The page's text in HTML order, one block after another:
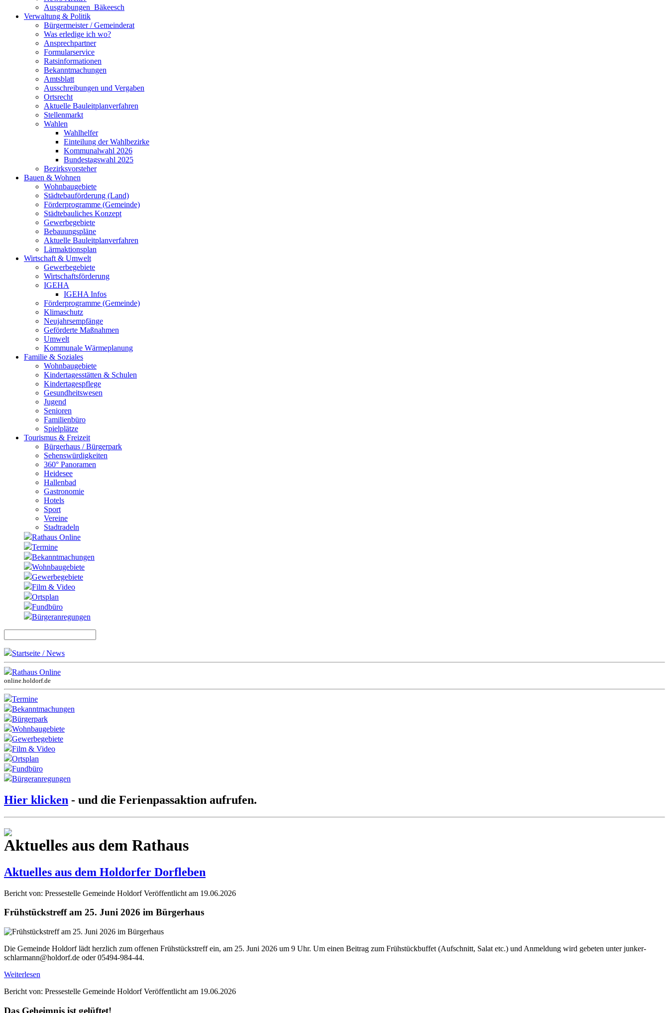
Ausgrabungen_Bäkeesch
Verwaltung & Politik
Bürgermeister / Gemeinderat
Was erledige ich wo?
Ansprechpartner
Formularservice
Ratsinformationen
Bekanntmachungen
Amtsblatt
Ausschreibungen und Vergaben
Ortsrecht
Aktuelle Bauleitplanverfahren
Stellenmarkt
Wahlen
Wahlhelfer
Einteilung der Wahlbezirke
Kommunalwahl 2026
Bundestagswahl 2025
Bezirksvorsteher
Bauen & Wohnen
Wohnbaugebiete
Städtebauförderung (Land)
Förderprogramme (Gemeinde)
Städtebauliches Konzept
Gewerbegebiete
Bebauungspläne
Aktuelle Bauleitplanverfahren
Lärmaktionsplan
Wirtschaft & Umwelt
Gewerbegebiete
Wirtschaftsförderung
IGEHA
IGEHA Infos
Förderprogramme (Gemeinde)
Klimaschutz
Neujahrsempfänge
Geförderte Maßnahmen
Umwelt
Kommunale Wärmeplanung
Familie & Soziales
Wohnbaugebiete
Kindertagesstätten & Schulen
Kindertagespflege
Gesundheitswesen
Jugend
Senioren
Familienbüro
Spielplätze
Tourismus & Freizeit
Bürgerhaus / Bürgerpark
Sehenswürdigkeiten
360° Panoramen
Heidesee
Hallenbad
Gastronomie
Hotels
Sport
Vereine
Stadtradeln
Rathaus Online
Termine
Bekanntmachungen
Wohnbaugebiete
Gewerbegebiete
Film & Video
Ortsplan
Fundbüro
Bürgeranregungen
Startseite / News
Rathaus Online
online.holdorf.de
Termine
Bekanntmachungen
Bürgerpark
Wohnbaugebiete
Gewerbegebiete
Film & Video
Ortsplan
Fundbüro
Bürgeranregungen
Hier klicken - und die Ferienpassaktion aufrufen.
Aktuelles aus dem Rathaus
Aktuelles aus dem Holdorfer Dorfleben
Bericht von: Pressestelle Gemeinde Holdorf Veröffentlicht am 19.06.2026
Frühstückstreff am 25. Juni 2026 im Bürgerhaus
Die Gemeinde Holdorf lädt herzlich zum offenen Frühstückstreff ein, am 25. Juni 2026 um 9 Uhr. Um einen Beitrag zum Frühstückbuffet (Aufschnitt, Salat etc.) und Anmeldung wird gebeten unter junker-
schlarmann@holdorf.de oder 05494-984-44.
Weiterlesen
Bericht von: Pressestelle Gemeinde Holdorf Veröffentlicht am 19.06.2026
Das Geheimnis ist gelüftet!